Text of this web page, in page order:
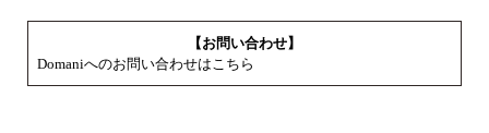
【お問い合わせ】
Domaniへのお問い合わせはこちら